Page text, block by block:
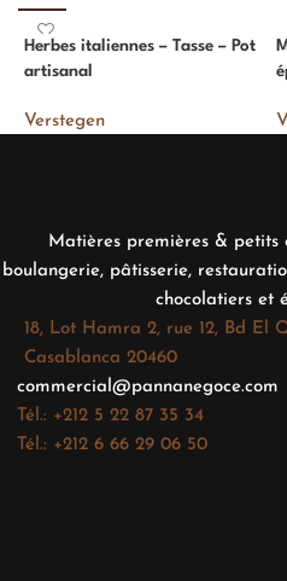
Herbes italiennes – Tasse – Pot
artisanal
Verstegen
Matières premières &
boulangerie, pâtisserie,
chocolatiers et
18, Lot Hamra 2, rue 12, Bd El
Casablanca 20460
commercial@pannanegoce.com
Tél.: +212 5 22 87 35 34
Tél.: +212 6 66 29 06 50